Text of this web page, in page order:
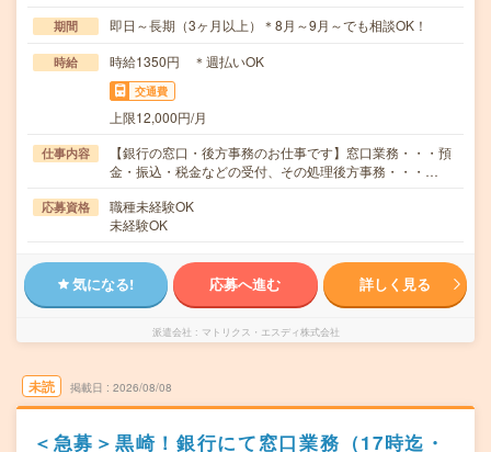
期間 即日～長期（3ヶ月以上）＊8月～9月～でも相談OK！
時給 時給1350円 ＊週払いOK
交通費
上限12,000円/月
仕事内容
【銀行の窓口・後方事務のお仕事です】窓口業務・・・預
金・振込・税金などの受付、その処理後方事務・・・…
応募資格
職種未経験OK
未経験OK
気になる! 応募へ進む 詳しく見る
派遣会社 マトリクス・エスディ株式会社
未読 掲載日 2026/08/08
＜急募＞黒崎！銀行にて窓口業務（17時迄・